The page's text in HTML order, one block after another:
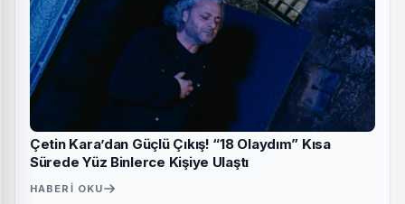
Çetin Kara’dan Güçlü Çıkış! “18 Olaydım” Kısa
Sürede Yüz Binlerce Kişiye Ulaştı
HABERI OKU